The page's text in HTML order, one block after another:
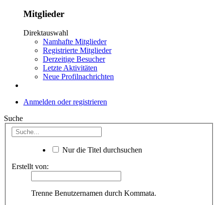
Mitglieder
Direktauswahl
Namhafte Mitglieder
Registrierte Mitglieder
Derzeitige Besucher
Letzte Aktivitäten
Neue Profilnachrichten
Anmelden oder registrieren
Suche
Nur die Titel durchsuchen
Erstellt von:
Trenne Benutzernamen durch Kommata.